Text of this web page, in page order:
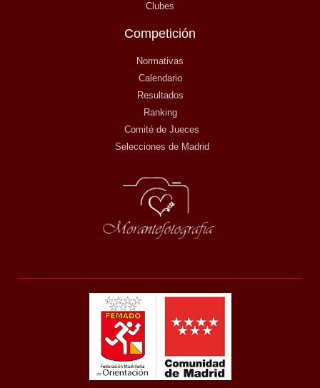
Clubes
Competición
Normativas
Calendario
Resultados
Ranking
Comité de Jueces
Selecciones de Madrid